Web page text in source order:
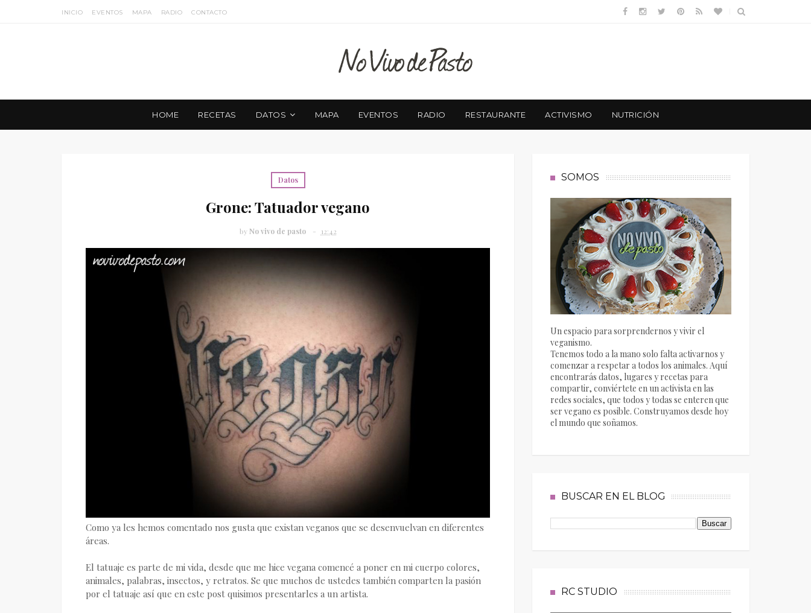
INICIO EVENTOS MAPA RADIO CONTACTO
HOME RECETAS DATOS MAPA EVENTOS RADIO RESTAURANTE ACTIVISMO NUTRICIÓN
Datos
Grone: Tatuador vegano
by No vivo de pasto 12:42
Como ya les hemos comentado nos gusta que existan veganos que se desenvuelvan en diferentes
áreas.
El tatuaje es parte de mi vida, desde que me hice vegana comencé a poner en mi cuerpo colores,
animales, palabras, insectos, y retratos. Se que muchos de ustedes también comparten la pasión
por el tatuaje así que en este post quisimos presentarles a un artista.
SOMOS
Un espacio para sorprendernos y vivir el
veganismo.
Tenemos todo a la mano solo falta activarnos y
comenzar a respetar a todos los animales. Aquí
encontrarás datos, lugares y recetas para
compartir, conviértete en un activista en las
redes sociales, que todos y todas se enteren que
ser vegano es posible. Construyamos desde hoy
el mundo que soñamos.
BUSCAR EN EL BLOG
RC STUDIO